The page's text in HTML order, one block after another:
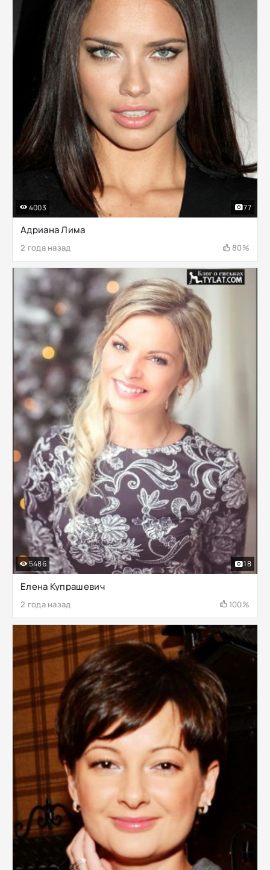
Адриана Лима
2 года назад 80%
4003 77
Елена Купрашевич
2 года назад 100%
5486 18